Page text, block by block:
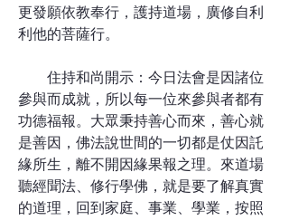
更發願依教奉行，護持道場，廣修自利
利他的菩薩行。
住持和尚開示：今日法會是因諸位
參與而成就，所以每一位來參與者都有
功德福報。大眾秉持善心而來，善心就
是善因，佛法說世間的一切都是仗因託
緣所生，離不開因緣果報之理。來道場
聽經聞法、修行學佛，就是要了解真實
的道理，回到家庭、事業、學業，按照